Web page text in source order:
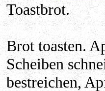
Toastbrot.
Brot toasten.
Scheiben
bestreichen,